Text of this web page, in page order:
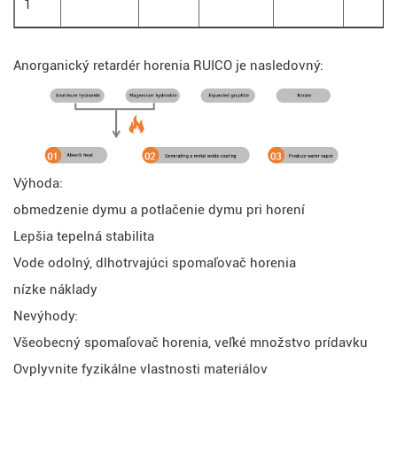
1
Anorganický retardér horenia RUICO je nasledovný:
Výhoda:
obmedzenie dymu a potlačenie dymu pri horení
Lepšia tepelná stabilita
Vode odolný, dlhotrvajúci spomaľovač horenia
nízke náklady
Nevýhody:
Všeobecný spomaľovač horenia, veľké množstvo prídavku
Ovplyvnite fyzikálne vlastnosti materiálov